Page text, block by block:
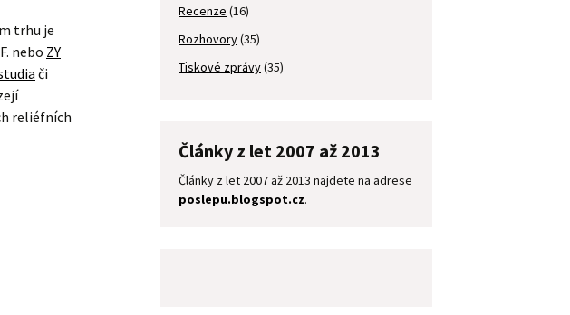
trhu je
nebo ZY
či
reliéfních
Recenze (16)
Rozhovory(35)
Tiskové zprávy(35)
Články z let 2007 až 2013
Články z let 2007 až 2013 najdete na adrese
poslepu.blogspot.cz.